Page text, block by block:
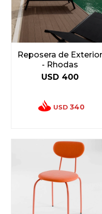
Reposera de Exterior
- Rhodas
USD 400
USD 340